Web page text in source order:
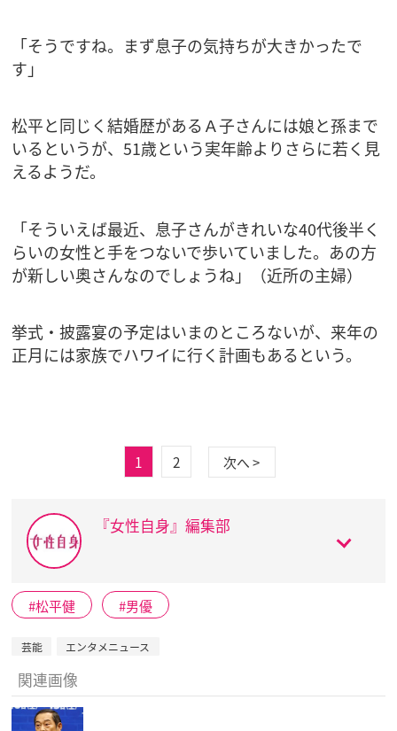
「そうですね。まず息子の気持ちが大きかったで
す」
松平と同じく結婚歴があるＡ子さんには娘と孫まで
いるというが、51歳という実年齢よりさらに若く見
えるようだ。
「そういえば最近、息子さんがきれいな40代後半く
らいの女性と手をつないで歩いていました。あの方
が新しい奥さんなのでしょうね」（近所の主婦）
挙式・披露宴の予定はいまのところないが、来年の
正月には家族でハワイに行く計画もあるという。
1 2 次へ >
『女性自身』編集部
松平健 男優
芸能 エンタメニュース
関連画像